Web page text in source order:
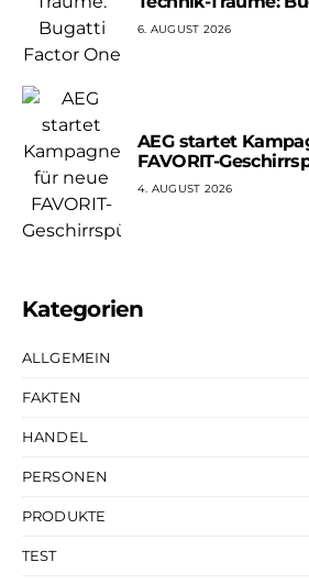
6. AUGUST 2026
AEG startet
FAVORIT-
4. AUGUST 2026
Kategorien
ALLGEMEIN
FAKTEN
HANDEL
PERSONEN
PRODUKTE
TEST